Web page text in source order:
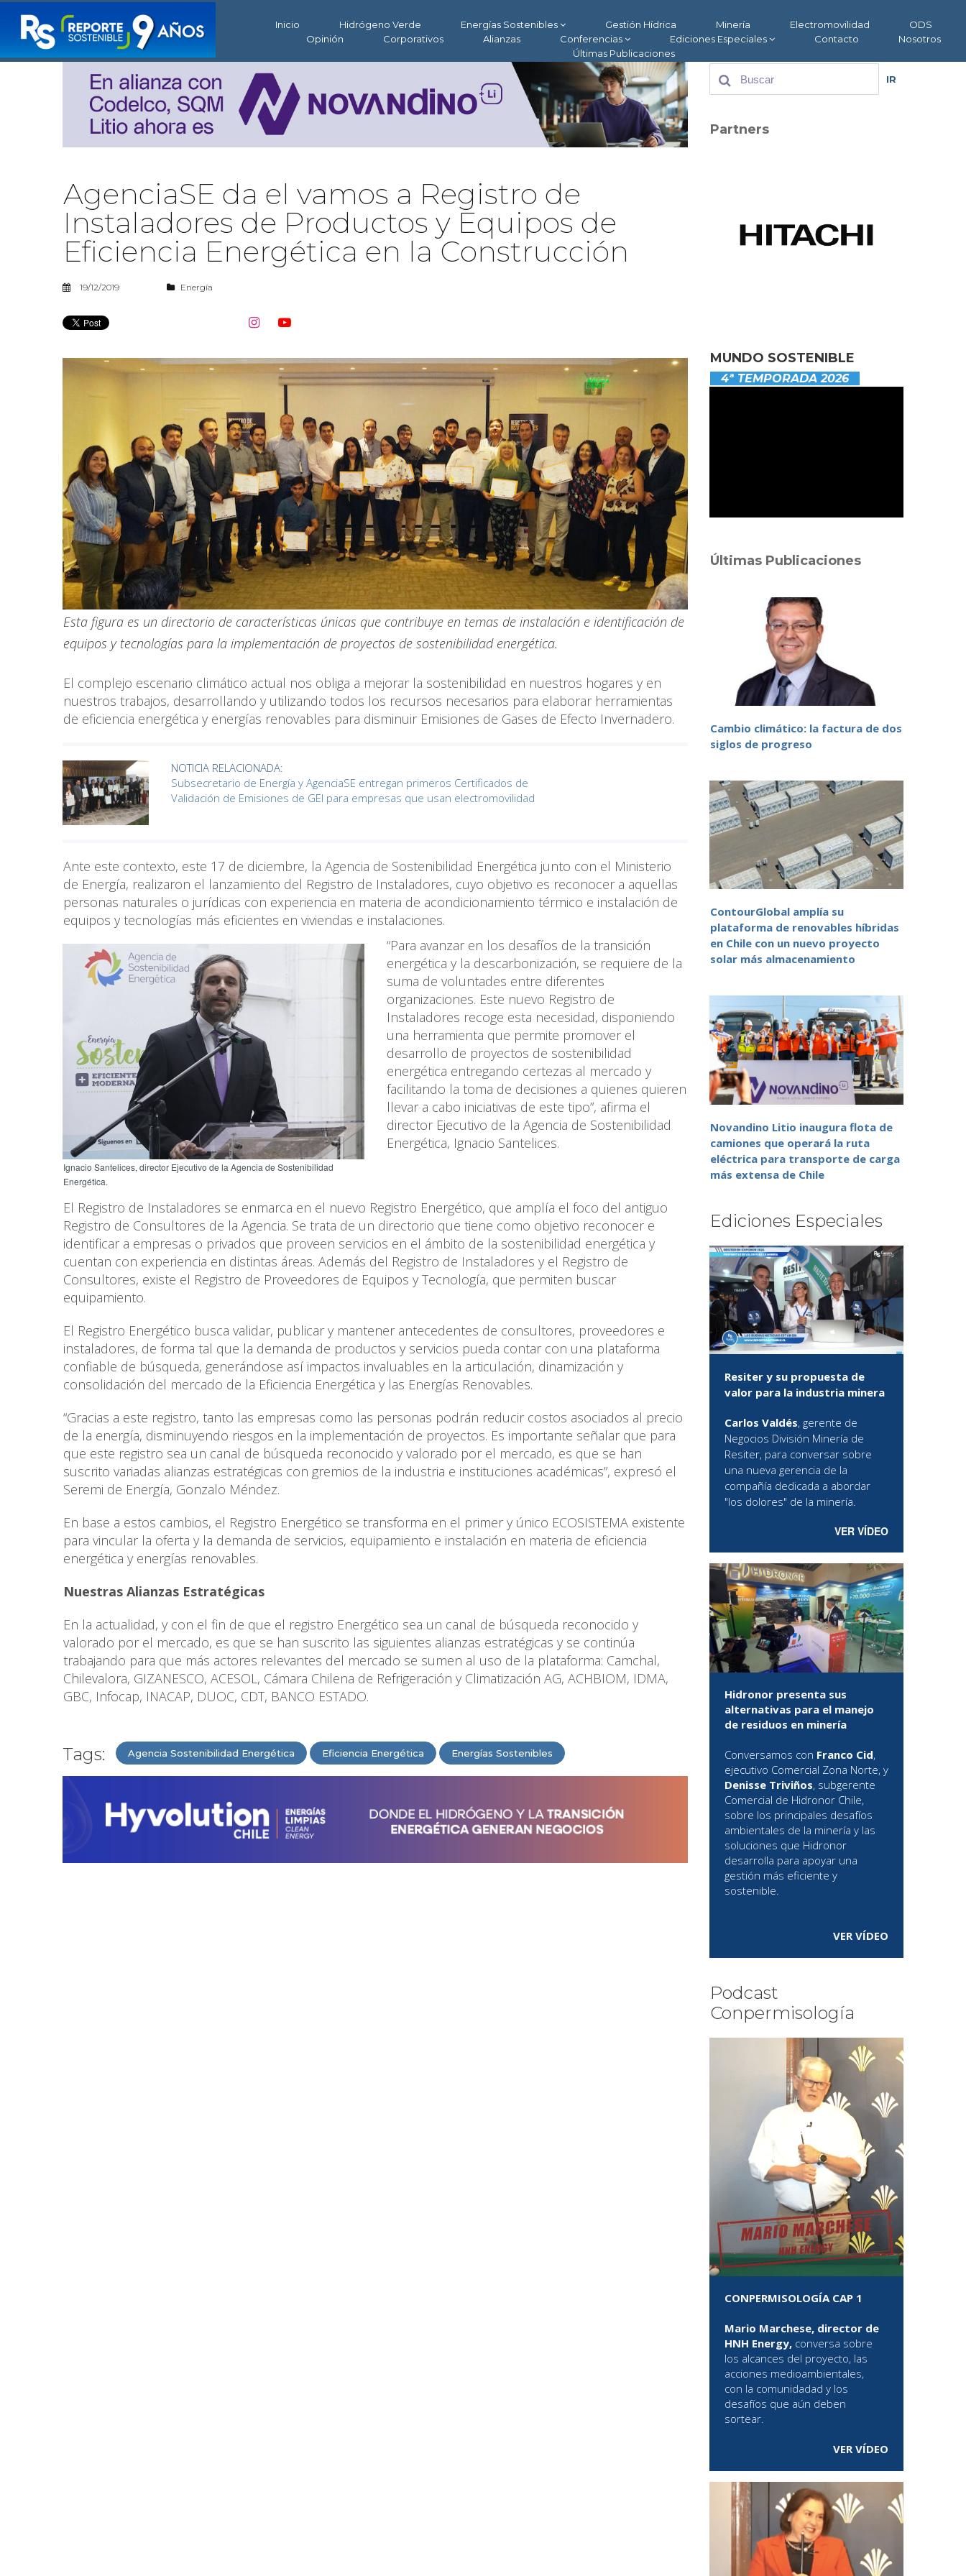
Inicio Hidrógeno Verde Energías Sostenibles Gestión Hídrica Minería Electromovilidad
ODS
Opinión
Corporativos Alianzas Conferencias Ediciones Especiales Contacto
Nosotros
Últimas Publicaciones
AgenciaSE da el vamos a Registro de
Instaladores de Productos y Equipos de
Eficiencia Energética en la Construcción
19/12/2019 Energía
 
Esta figura es un directorio de características únicas que contribuye en temas de instalación e identificación de
equipos y tecnologías para la implementación de proyectos de sostenibilidad energética.
El complejo escenario climático actual nos obliga a mejorar la sostenibilidad en nuestros hogares y en
nuestros trabajos, desarrollando y utilizando todos los recursos necesarios para elaborar herramientas
de eficiencia energética y energías renovables para disminuir Emisiones de Gases de Efecto Invernadero.
NOTICIA RELACIONADA:
Subsecretario de Energía y AgenciaSE entregan primeros Certificados de
Validación de Emisiones de GEI para empresas que usan electromovilidad
Ante este contexto, este 17 de diciembre, la Agencia de Sostenibilidad Energética junto con el Ministerio
de Energía, realizaron el lanzamiento del Registro de Instaladores, cuyo objetivo es reconocer a aquellas
personas naturales o jurídicas con experiencia en materia de acondicionamiento térmico e instalación de
equipos y tecnologías más eficientes en viviendas e instalaciones.
Ignacio Santelices, director Ejecutivo de la Agencia de Sostenibilidad
Energética.
“Para avanzar en los desafíos de la transición
energética y la descarbonización, se requiere de la
suma de voluntades entre diferentes
organizaciones. Este nuevo Registro de
Instaladores recoge esta necesidad, disponiendo
una herramienta que permite promover el
desarrollo de proyectos de sostenibilidad
energética entregando certezas al mercado y
facilitando la toma de decisiones a quienes quieren
llevar a cabo iniciativas de este tipo”, afirma el
director Ejecutivo de la Agencia de Sostenibilidad
Energética, Ignacio Santelices.
El Registro de Instaladores se enmarca en el nuevo Registro Energético, que amplía el foco del antiguo
Registro de Consultores de la Agencia. Se trata de un directorio que tiene como objetivo reconocer e
identificar a empresas o privados que proveen servicios en el ámbito de la sostenibilidad energética y
cuentan con experiencia en distintas áreas. Además del Registro de Instaladores y el Registro de
Consultores, existe el Registro de Proveedores de Equipos y Tecnología, que permiten buscar
equipamiento.
El Registro Energético busca validar, publicar y mantener antecedentes de consultores, proveedores e
instaladores, de forma tal que la demanda de productos y servicios pueda contar con una plataforma
confiable de búsqueda, generándose así impactos invaluables en la articulación, dinamización y
consolidación del mercado de la Eficiencia Energética y las Energías Renovables.
“Gracias a este registro, tanto las empresas como las personas podrán reducir costos asociados al precio
de la energía, disminuyendo riesgos en la implementación de proyectos. Es importante señalar que para
que este registro sea un canal de búsqueda reconocido y valorado por el mercado, es que se han
suscrito variadas alianzas estratégicas con gremios de la industria e instituciones académicas”, expresó el
Seremi de Energía, Gonzalo Méndez.
En base a estos cambios, el Registro Energético se transforma en el primer y único ECOSISTEMA existente
para vincular la oferta y la demanda de servicios, equipamiento e instalación en materia de eficiencia
energética y energías renovables.
Nuestras Alianzas Estratégicas
En la actualidad, y con el fin de que el registro Energético sea un canal de búsqueda reconocido y
valorado por el mercado, es que se han suscrito las siguientes alianzas estratégicas y se continúa
trabajando para que más actores relevantes del mercado se sumen al uso de la plataforma: Camchal,
Chilevalora, GIZANESCO, ACESOL, Cámara Chilena de Refrigeración y Climatización AG, ACHBIOM, IDMA,
GBC, Infocap, INACAP, DUOC, CDT, BANCO ESTADO.
Tags: Agencia Sostenibilidad Energética Eficiencia Energética Energías Sostenibles
IR
Partners
MUNDO SOSTENIBLE
4ª TEMPORADA 2026
Últimas Publicaciones
Cambio climático: la factura de dos
siglos de progreso
ContourGlobal amplía su
plataforma de renovables híbridas
en Chile con un nuevo proyecto
solar más almacenamiento
Novandino Litio inaugura flota de
camiones que operará la ruta
eléctrica para transporte de carga
más extensa de Chile
Ediciones Especiales
Resiter y su propuesta de
valor para la industria minera
Carlos Valdés, gerente de
Negocios División Minería de
Resiter, para conversar sobre
una nueva gerencia de la
compañía dedicada a abordar
"los dolores" de la minería.
VER VÍDEO
Hidronor presenta sus
alternativas para el manejo
de residuos en minería
Conversamos con Franco Cid,
ejecutivo Comercial Zona Norte, y
Denisse Triviños, subgerente
Comercial de Hidronor Chile,
sobre los principales desafíos
ambientales de la minería y las
soluciones que Hidronor
desarrolla para apoyar una
gestión más eficiente y
sostenible.
VER VÍDEO
Podcast
Conpermisología
CONPERMISOLOGÍA CAP 1
Mario Marchese, director de
HNH Energy, conversa sobre
los alcances del proyecto, las
acciones medioambientales,
con la comunidadad y los
desafíos que aún deben
sortear.
VER VÍDEO